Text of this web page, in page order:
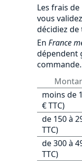
Les frais
vous
décidiez
En France
dépendent
commande.
moins de
€ TTC)
de 150 à
TTC)
de 300 à
TTC)